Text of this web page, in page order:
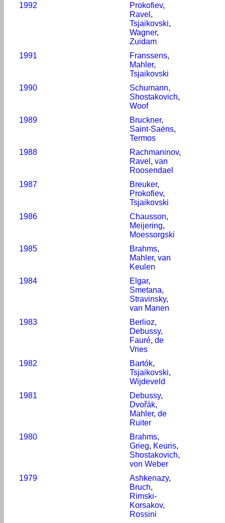
1992
Prokofiev,
Ravel ,
Tsjaikovski,
Wagner,
Zuidam
1991
Franssens,
Mahler,
Tsjaikovski
1990
Schumann,
Shostakovich,
Woof
1989
Bruckner,
Saint-Saëns,
Termos
1988
Rachmaninov,
Ravel , van
Roosendael
1987
Breuker,
Prokofiev,
Tsjaikovski
1986
Chausson,
Meijering,
Moessorgski
1985
Brahms,
Mahler, van
Keulen
1984
Elgar,
Smetana,
Stravinsky,
van Manen
1983
Berlioz,
Debussy,
Fauré, de
Vries
1982
Bartók,
Tsjaikovski,
Wijdeveld
1981
Debussy,
Dvořák,
Mahler, de
Ruiter
1980
Brahms,
Grieg, Keuris,
Shostakovich,
von Weber
1979
Ashkenazy,
Bruch,
Rimski-
Korsakov,
Rossini